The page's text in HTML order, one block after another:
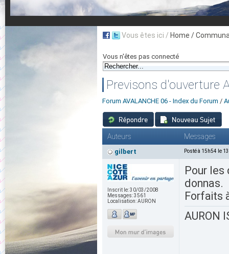
Vous êtes ici / Home /
Vous n'êtes pas connecté
Previsons d'ouverture
Forum AVALANCHE 06 - Index du Forum /
Auteurs Messages
gilbert Posté à 15h54 le
Inscrit le:30/03/2008
Messages:3561
Localisation:AURON
Pour les
donnas.
Forfaits
AURON